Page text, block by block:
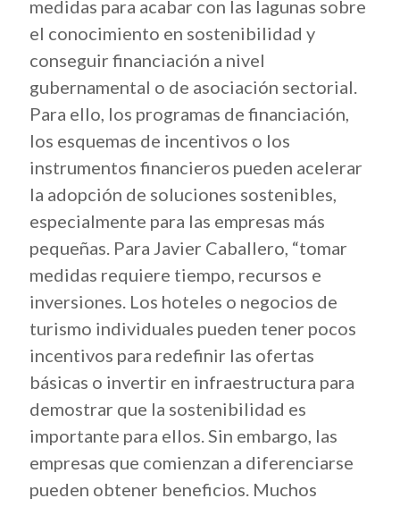
medidas para acabar con las lagunas sobre
el conocimiento en sostenibilidad y
conseguir financiación a nivel
gubernamental o de asociación sectorial.
Para ello, los programas de financiación,
los esquemas de incentivos o los
instrumentos financieros pueden acelerar
la adopción de soluciones sostenibles,
especialmente para las empresas más
pequeñas. Para Javier Caballero, “tomar
medidas requiere tiempo, recursos e
inversiones. Los hoteles o negocios de
turismo individuales pueden tener pocos
incentivos para redefinir las ofertas
básicas o invertir en infraestructura para
demostrar que la sostenibilidad es
importante para ellos. Sin embargo, las
empresas que comienzan a diferenciarse
pueden obtener beneficios. Muchos